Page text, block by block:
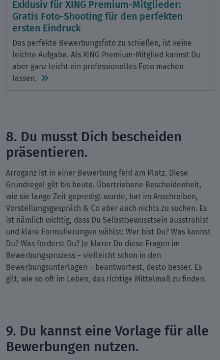
Exklusiv für XING Premium-Mitglieder:
Gratis Foto-Shooting für den perfekten
ersten Eindruck
Das perfekte Bewerbungsfoto zu schießen, ist keine
leichte Aufgabe. Als XING Premium-Mitglied kannst Du
aber ganz leicht ein professionelles Foto machen
lassen.
8. Du musst Dich bescheiden
präsentieren.
Arroganz ist in einer Bewerbung fehl am Platz. Diese
Grundregel gilt bis heute. Übertriebene Bescheidenheit,
wie sie lange Zeit gepredigt wurde, hat im Anschreiben,
Vorstellungsgespräch & Co aber auch nichts zu suchen. Es
ist nämlich wichtig, dass Du Selbstbewusstsein ausstrahlst
und klare Formulierungen wählst: Wer bist Du? Was kannst
Du? Was forderst Du? Je klarer Du diese Fragen im
Bewerbungsprozess – vielleicht schon in den
Bewerbungsunterlagen – beantwortest, desto besser. Es
gilt, wie so oft im Leben, das richtige Mittelmaß zu finden.
9. Du kannst eine Vorlage für alle
Bewerbungen nutzen.